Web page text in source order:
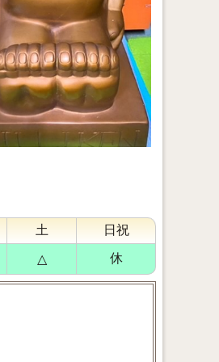
土
日祝
△
休